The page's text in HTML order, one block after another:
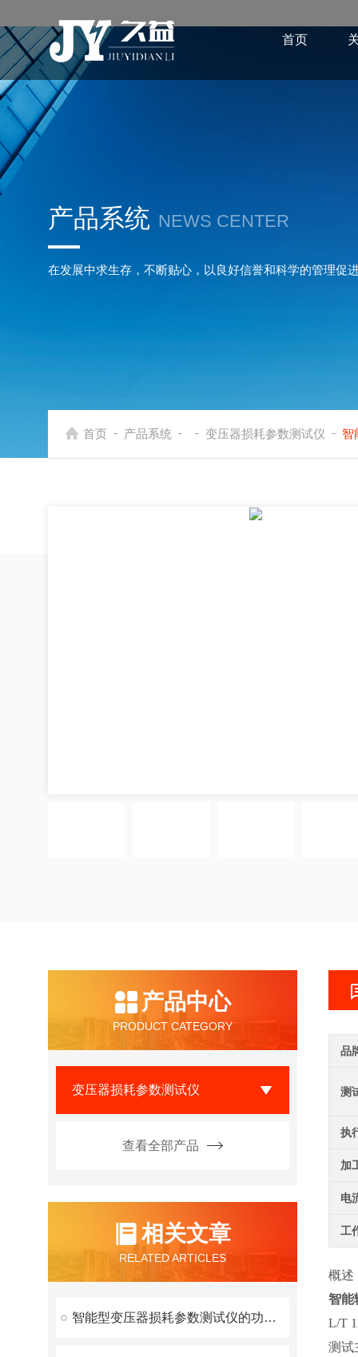
首页
产品系统 NEWS CENTER
在发展中求生存，不断贴心，以良好信誉和科学的管理促
首页 - 产品系统 - - 变压器损耗参数测试仪 - 智
产品中心
PRODUCT CATEGORY
变压器损耗参数测试仪
查看全部产品
相关文章
RELATED ARTICLES
智能型变压器损耗参数测试仪的功能特点及其应用
品
测
执
加
电
工
概述
智能
L/T
测试